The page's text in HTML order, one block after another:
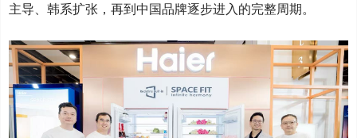
主导、韩系扩张，再到中国品牌逐步进入的完整周期。